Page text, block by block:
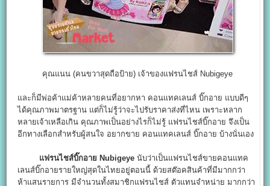
คุณแนน (คนขวาสุดถือป้าย) เจ้าของแฟรนไชส์ Nubigeye
และก็มีพ่อค้าแม่ค้าหลายคนที่อยากหา คอนแทคเลนส์ บิ๊กอาย แบบดีๆ
ได้คุณภาพมาตรฐาน แต่ก็ไม่รู้ว่าจะไปรับราคาส่งที่ไหน เพราะหลาก
หลายเจ้าเหลือเกิน คุณภาพเป็นอย่างไรก็ไม่รู้ แฟรนไชส์บิ๊กอาย จึงเป็น
อีกทางเลือกสำหรับผู้สนใจ อยากขาย คอนแทคเลนส์ บิ๊กอาย บ้างนั่นเอง
แฟรนไชส์บิ๊กอาย Nubigeye นับว่าเป็นแฟรนไชส์ขายคอนแทค
เลนส์บิ๊กอายรายใหญ่สุดในไทยอยู่ตอนนี้ ด้วยสต๊อคสินค้าที่มีมากกว่า
ห้าแสนรายการ มีจำนวนทั้งสมาชิกแฟรนไชส์ ตัวแทนจำหน่าย มากกว่า